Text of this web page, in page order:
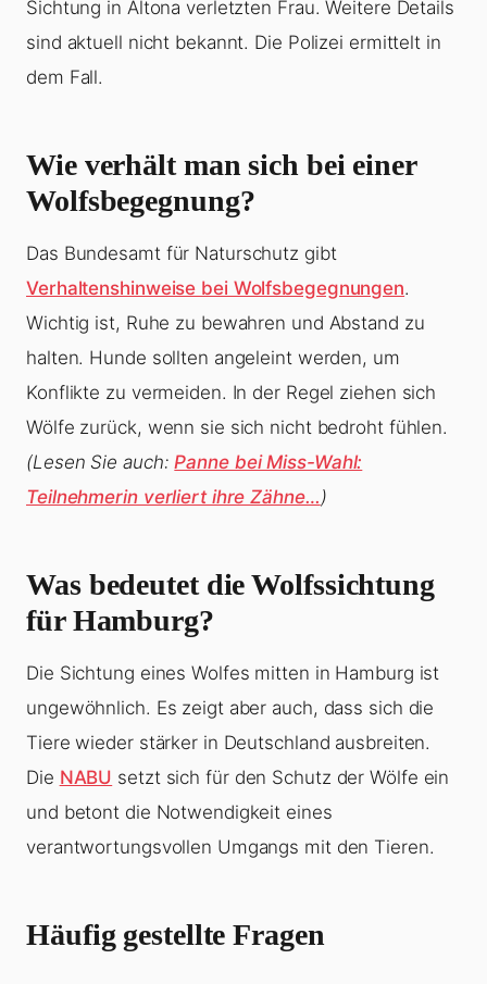
Sichtung in Altona verletzten Frau. Weitere Details
sind aktuell nicht bekannt. Die Polizei ermittelt in
dem Fall.
Wie verhält man sich bei einer
Wolfsbegegnung?
Das Bundesamt für Naturschutz gibt
Verhaltenshinweise bei Wolfsbegegnungen.
Wichtig ist, Ruhe zu bewahren und Abstand zu
halten. Hunde sollten angeleint werden, um
Konflikte zu vermeiden. In der Regel ziehen sich
Wölfe zurück, wenn sie sich nicht bedroht fühlen.
(Lesen Sie auch:Panne bei Miss-Wahl:
Teilnehmerin verliert ihre Zähne… )
Was bedeutet die Wolfssichtung
für Hamburg?
Die Sichtung eines Wolfes mitten in Hamburg ist
ungewöhnlich. Es zeigt aber auch, dass sich die
Tiere wieder stärker in Deutschland ausbreiten.
Die NABU setzt sich für den Schutz der Wölfe ein
und betont die Notwendigkeit eines
verantwortungsvollen Umgangs mit den Tieren.
Häufig gestellte Fragen